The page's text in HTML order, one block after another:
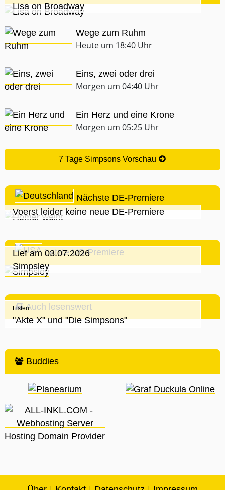
Lisa on Broadway
Wege zum Ruhm
Heute um 18:40 Uhr
Eins, zwei oder drei
Morgen um 04:40 Uhr
Ein Herz und eine Krone
Morgen um 05:25 Uhr
7 Tage Simpsons Vorschau
Nächste DE-Premiere
Voerst leider keine neue DE-Premiere
Letzte US-Premiere
Lief am 03.07.2026
Simpsley
Auch lesenswert
Listen
"Akte X" und "Die Simpsons"
Buddies